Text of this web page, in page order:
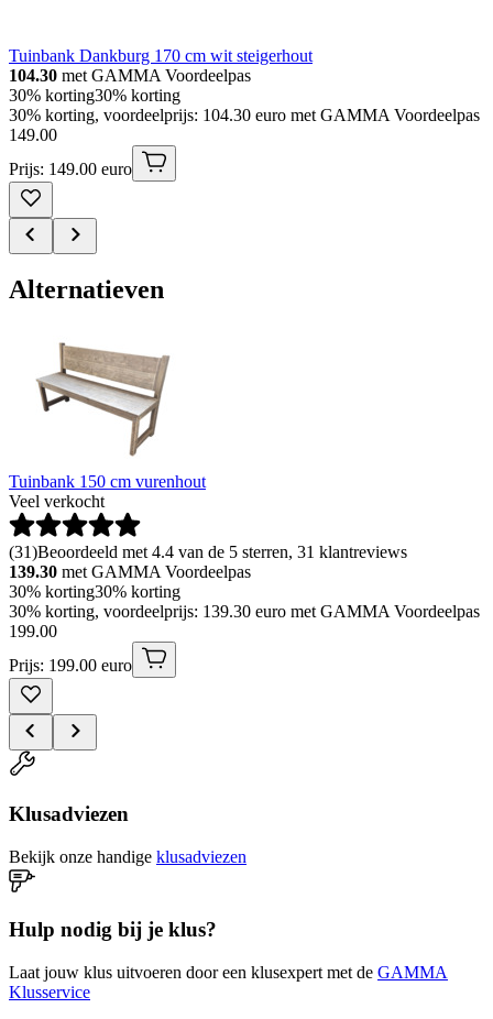
Tuinbank Dankburg 170 cm wit steigerhout
104.30 met GAMMA Voordeelpas
30% korting30% korting
30% korting, voordeelprijs: 104.30 euro met GAMMA Voordeelpas
149.00
Prijs: 149.00 euro
Alternatieven
Tuinbank 150 cm vurenhout
Veel verkocht
(31)Beoordeeld met 4.4 van de 5 sterren, 31 klantreviews
139.30 met GAMMA Voordeelpas
30% korting30% korting
30% korting, voordeelprijs: 139.30 euro met GAMMA Voordeelpas
199.00
Prijs: 199.00 euro
Klusadviezen
Bekijk onze handige klusadviezen
Hulp nodig bij je klus?
Laat jouw klus uitvoeren door een klusexpert met de GAMMA
Klusservice